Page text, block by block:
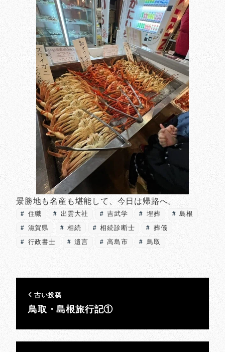
景勝地も名産も堪能して、今日は帰路へ。
住職 出雲大社 吉武学 埋葬
島根
滋賀県
相続 相続診断士
葬儀
行政書士
遺言 高島市 鳥取
古い投稿
鳥取・島根旅行記①